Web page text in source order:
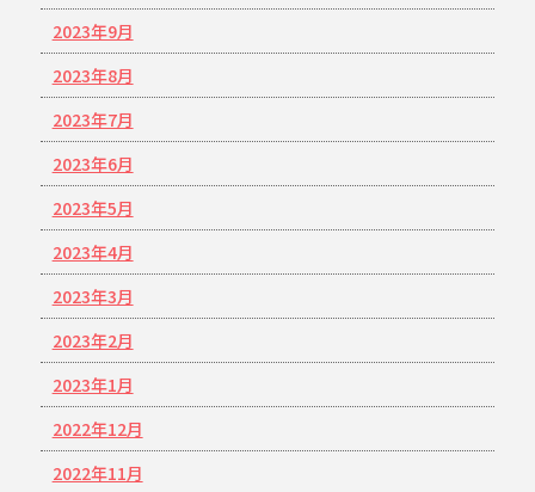
2023年9月
2023年8月
2023年7月
2023年6月
2023年5月
2023年4月
2023年3月
2023年2月
2023年1月
2022年12月
2022年11月